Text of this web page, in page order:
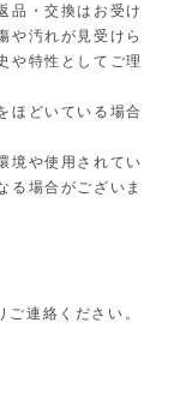
品・交換はお受け
や汚れが見受けら
や特性としてご理
ほどいている場合
境や使用されてい
る場合がございま
ご連絡ください。